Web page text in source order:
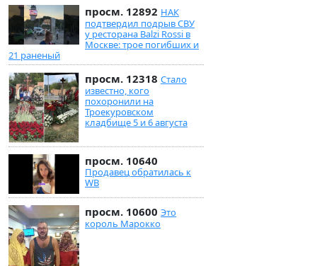
просм. 12892 НАК
подтвердил подрыв СВУ
у ресторана Balzi Rossi в
Москве: трое погибших и
21 раненый
просм. 12318 Стало
известно, кого
похоронили на
Троекуровском
кладбище 5 и 6 августа
просм. 10640
Продавец обратилась к
WB
просм. 10600 Это
король Марокко